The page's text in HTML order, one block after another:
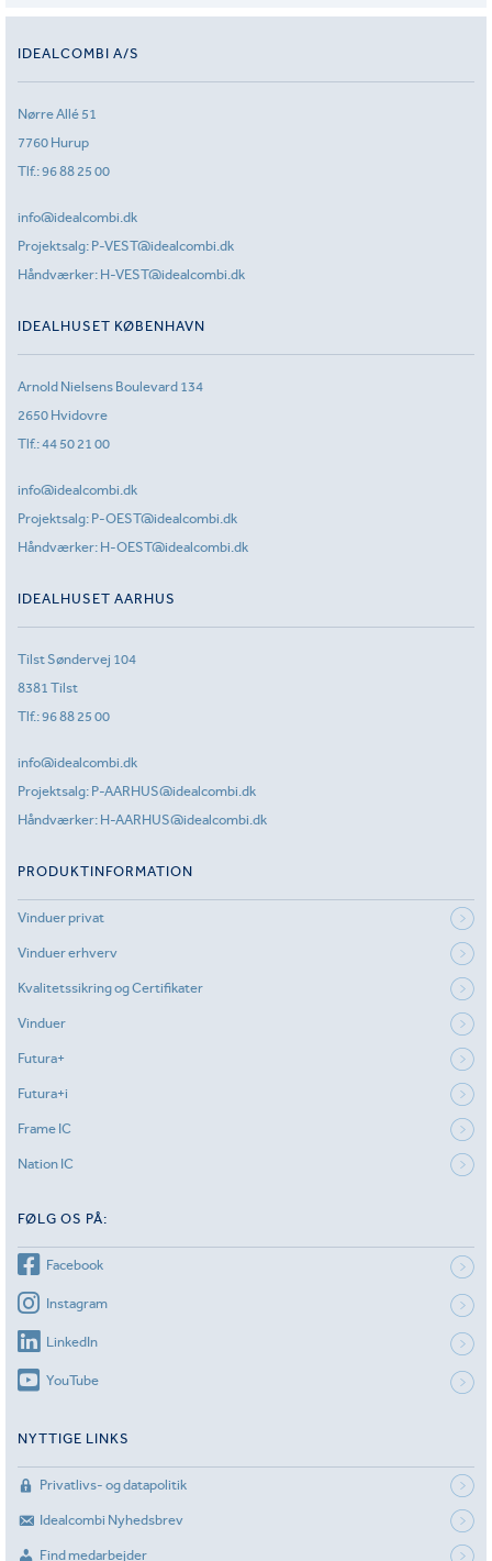
IDEALCOMBI A/S
Nørre Allé 51
7760 Hurup
Tlf.:96 88 25 00
info@idealcombi.dk
Projektsalg: P-VEST@idealcombi.dk
Håndværker: H-VEST@idealcombi.dk
IDEALHUSET KØBENHAVN
Arnold Nielsens Boulevard 134
2650 Hvidovre
Tlf.:44 50 21 00
info@idealcombi.dk
Projektsalg: P-OEST@idealcombi.dk
Håndværker: H-OEST@idealcombi.dk
IDEALHUSET AARHUS
Tilst Søndervej 104
8381 Tilst
Tlf.:96 88 25 00
info@idealcombi.dk
Projektsalg: P-AARHUS@idealcombi.dk
Håndværker: H-AARHUS@idealcombi.dk
PRODUKTINFORMATION
Vinduer privat
Vinduer erhverv
Kvalitetssikring og Certifikater
Vinduer
Futura+
Futura+i
Frame IC
Nation IC
FØLG OS PÅ:
Facebook
Instagram
LinkedIn
YouTube
NYTTIGE LINKS
Privatlivs- og datapolitik
Idealcombi Nyhedsbrev
Find medarbejder